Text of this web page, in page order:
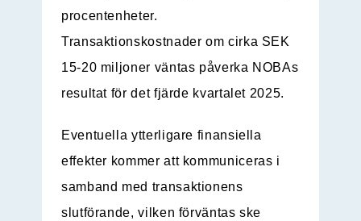
procentenheter.
Transaktionskostnader om cirka SEK
15-20 miljoner väntas påverka NOBAs
resultat för det fjärde kvartalet 2025.
Eventuella ytterligare finansiella
effekter kommer att kommuniceras i
samband med transaktionens
slutförande, vilken förväntas ske